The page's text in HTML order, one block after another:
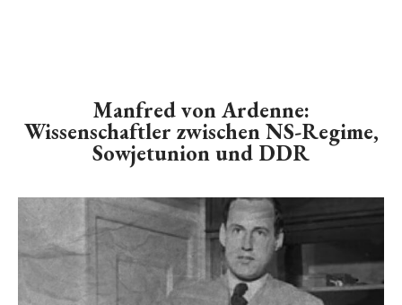
Manfred von Ardenne:
Wissenschaftler zwischen NS-Regime,
Sowjetunion und DDR